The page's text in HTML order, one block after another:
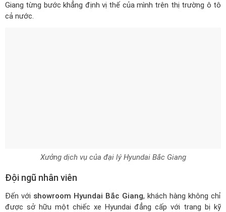
Giang từng bước khẳng định vị thế của mình trên thị trường ô tô
cả nước.
Xưởng dịch vụ của đại lý Hyundai Bắc Giang
Đội ngũ nhân viên
Đến với showroom Hyundai Bắc Giang, khách hàng không chỉ
được sở hữu một chiếc xe Hyundai đẳng cấp với trang bị kỹ